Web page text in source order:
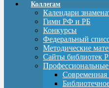
Коллегам
Календари
Гимн РФ и РБ
Конкурсы
Федеральный
Методические
Сайты библиотек
Современная